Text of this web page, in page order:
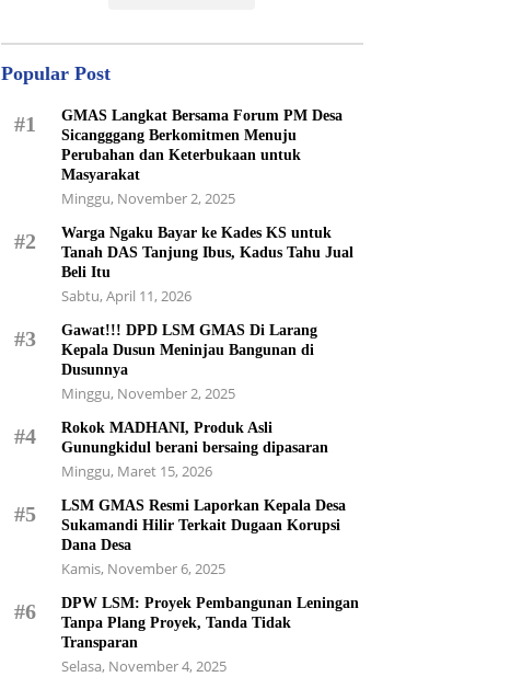
Popular Post
#1
GMAS Langkat Bersama Forum PM Desa
Sicangggang Berkomitmen Menuju
Perubahan dan Keterbukaan untuk
Masyarakat
Minggu, November 2, 2025
#2
Warga Ngaku Bayar ke Kades KS untuk
Tanah DAS Tanjung Ibus, Kadus Tahu Jual
Beli Itu
Sabtu, April 11, 2026
#3
Gawat!!! DPD LSM GMAS Di Larang
Kepala Dusun Meninjau Bangunan di
Dusunnya
Minggu, November 2, 2025
#4
Rokok MADHANI, Produk Asli
Gunungkidul berani bersaing dipasaran
Minggu, Maret 15, 2026
#5
LSM GMAS Resmi Laporkan Kepala Desa
Sukamandi Hilir Terkait Dugaan Korupsi
Dana Desa
Kamis, November 6, 2025
#6
DPW LSM: Proyek Pembangunan Leningan
Tanpa Plang Proyek, Tanda Tidak
Transparan
Selasa, November 4, 2025